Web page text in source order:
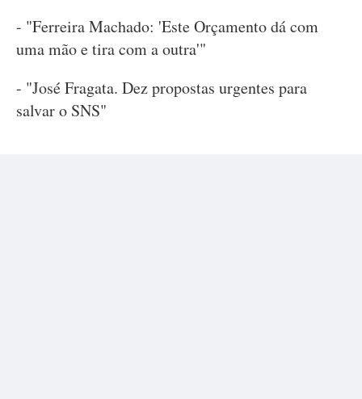
- "Ferreira Machado: 'Este Orçamento dá com
uma mão e tira com a outra'"
- "José Fragata. Dez propostas urgentes para
salvar o SNS"